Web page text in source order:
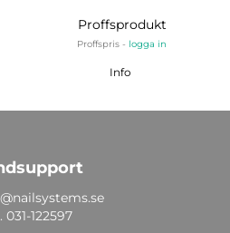
Proffsprodukt
Proffspris - logga in
Info
031-122597